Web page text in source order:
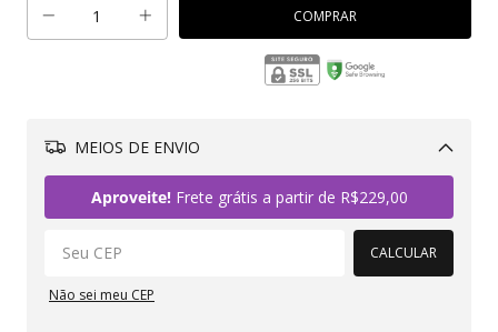
MEIOS DE ENVIO
Aproveite!Frete grátis a partir de R$229,00
CALCULAR
Não sei meu CEP